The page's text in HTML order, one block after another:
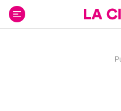
contenido